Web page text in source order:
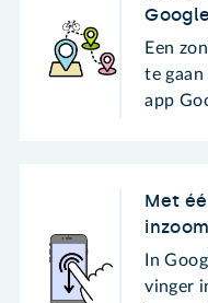
Een
te
app
Met
In
vinger